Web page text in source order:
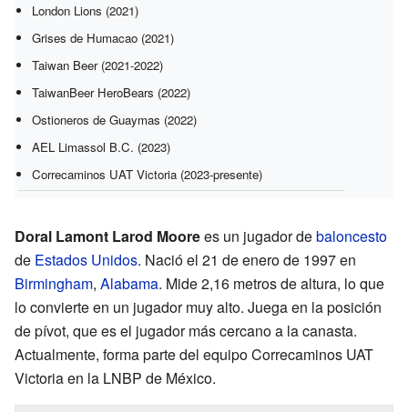
London Lions (2021)
Grises de Humacao (2021)
Taiwan Beer (2021-2022)
TaiwanBeer HeroBears (2022)
Ostioneros de Guaymas (2022)
AEL Limassol B.C. (2023)
Correcaminos UAT Victoria (2023-presente)
Doral Lamont Larod Moorees un jugador debaloncesto
de Estados Unidos. Nació el 21 de enero de 1997 en
Birmingham, Alabama. Mide 2,16 metros de altura, lo que
lo convierte en un jugador muy alto. Juega en la posición
de pívot, que es el jugador más cercano a la canasta.
Actualmente, forma parte del equipo Correcaminos UAT
Victoria en la LNBP de México.